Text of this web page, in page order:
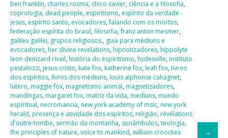
ben franklin, charles rosma, chico xavier, ciência e a filosofia,
coprologia, dead people, espiritismo, espírito da verdade -
jesus, espírito santo, evocadores,falando com os mortos,
federação espírita do brasil, filosofia,franz anton mesmer,
galileu galilei, grupos religiosos., guia para médiuns e
evocadores, her divine revelations, hipnotizadores, hippolyte
leon denizard rivail, história do espiritismo, hydesville, instituto
pestalozzi, jesus cristo, kate fox, katherine fox, leah fox, livros
dos espíritos, livros dos médiuns, louis alphonse cahagnet,
lutero, maggie fox, magnetismo animal, magnetizadores,
mandingas, margaret fox, matriz da vida, mediuns, mundo
espiritual, necromancia, new york academy of msic, new york
herald, presença e atividade dos espíritos, religião, révélations
d'outre-tombe, sermão da montanha, sonâmbulos, teologia,
the principles of nature, voice to mankind, william croockes